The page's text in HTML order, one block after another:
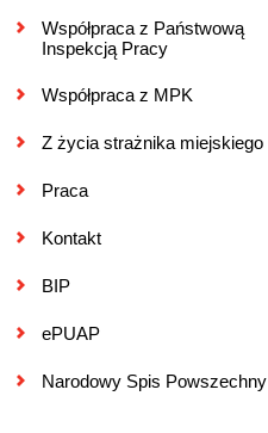
Współpraca z Państwową
Inspekcją Pracy
Współpraca z MPK
Z życia strażnika miejskiego
Praca
Kontakt
BIP
ePUAP
Narodowy Spis Powszechny